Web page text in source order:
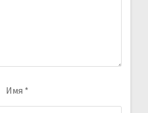
Имя *